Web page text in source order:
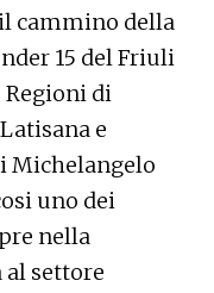
cammino della
15 del Friuli
Regioni di
e
Michelangelo
uno dei
nella
al settore